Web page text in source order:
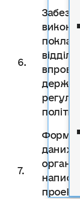
6.
політики.
7.
даних